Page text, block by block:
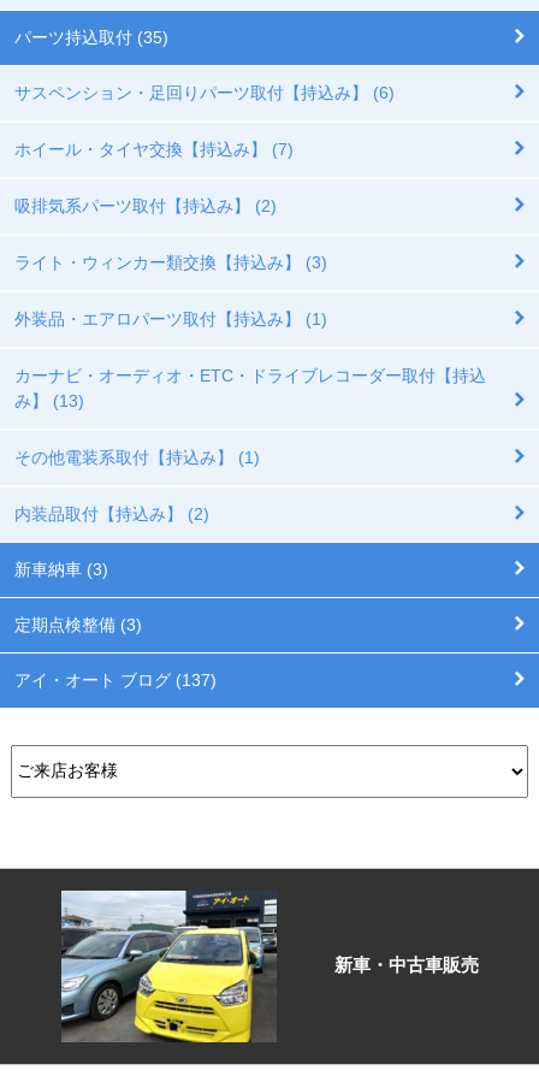
パーツ持込取付 (35)
サスペンション・足回りパーツ取付【持込み】 (6)
ホイール・タイヤ交換【持込み】 (7)
吸排気系パーツ取付【持込み】 (2)
ライト・ウィンカー類交換【持込み】 (3)
外装品・エアロパーツ取付【持込み】 (1)
カーナビ・オーディオ・ETC・ドライブレコーダー取付【持込
み】 (13)
その他電装系取付【持込み】 (1)
内装品取付【持込み】 (2)
新車納車 (3)
定期点検整備 (3)
アイ・オート ブログ (137)
新車・中古車販売